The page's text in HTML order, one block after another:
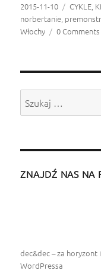
Opublikowano
2015-11-10 CYKLE,
norbertanie,
Włochy
0 Comments
Szukaj:
ZNAJDŹ NAS NA
dec&dec – za
WordPressa